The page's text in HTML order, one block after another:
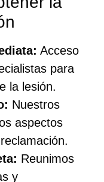
Acceso
para
la lesión.
Nuestros
aspectos
Reunimos
y